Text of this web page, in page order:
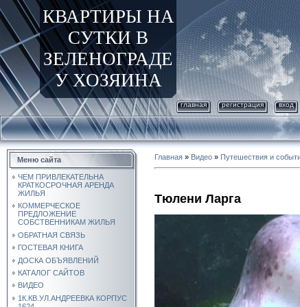
КВАРТИРЫ НА
СУТКИ В
ЗЕЛЕНОГРАДЕ
У ХОЗЯИНА
главная регистрация вход
Меню сайта
ЧЕМ ПРИВЛЕКАТЕЛЬНА
КРАТКОСРОЧНАЯ АРЕНДА
ЖИЛЬЯ
КОММЕРЧЕСКОЕ
ПРЕДЛОЖЕНИЕ
СОБСТВЕННИКАМ ЖИЛЬЯ
ОБРАТНАЯ СВЯЗЬ
ГОСТЕВАЯ КНИГА
ДОСКА ОБЪЯВЛЕНИЙ
КАТАЛОГ САЙТОВ
ВИДЕО
1К.КВ.УЛ.АНДРЕЕВКА КОРПУС
Главная » Видео » Путешествия и
Тюлени Ларга